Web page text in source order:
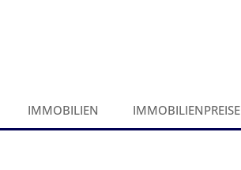
IMMOBILIEN IMMOBILIENPREISE